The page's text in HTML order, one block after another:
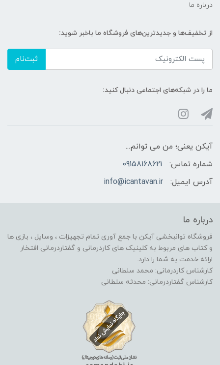
درباره ما
از تخفیف‌ها و جدیدترین‌های فروشگاه ما باخبر شوید:
ثبت‌نام
ما را در شبکه‌های اجتماعی دنبال کنید:
آیکن یعنی؛ من می توانم...
شماره تماس:
09158168621
آدرس ایمیل:
info@icantavan.ir
درباره ما
فروشگاه توانبخشی آیکن با جمع آوری تمام تجهیزات ، وسایل ، بازی ها
و کتاب های مربوط به کلینیک های کاردرمانی و گفتاردرمانی افتخار
ارائه خدمت به شما را دارد.
کارشناس کاردرمانی: محمد سلطانی
کارشناس گفتاردرمانی: محدثه سلطانی